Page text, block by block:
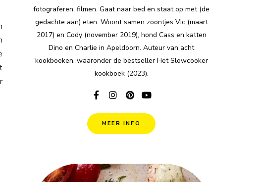
fotograferen, filmen. Gaat naar bed en staat op met (de
gedachte aan) eten. Woont samen zoontjes Vic (maart
2017) en Cody (november 2019), hond Cass en katten
Dino en Charlie in Apeldoorn. Auteur van acht
kookboeken, waaronder de bestseller Het Slowcooker
kookboek (2023).
MEER INFO